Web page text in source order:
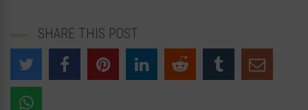
SHARE THIS POST